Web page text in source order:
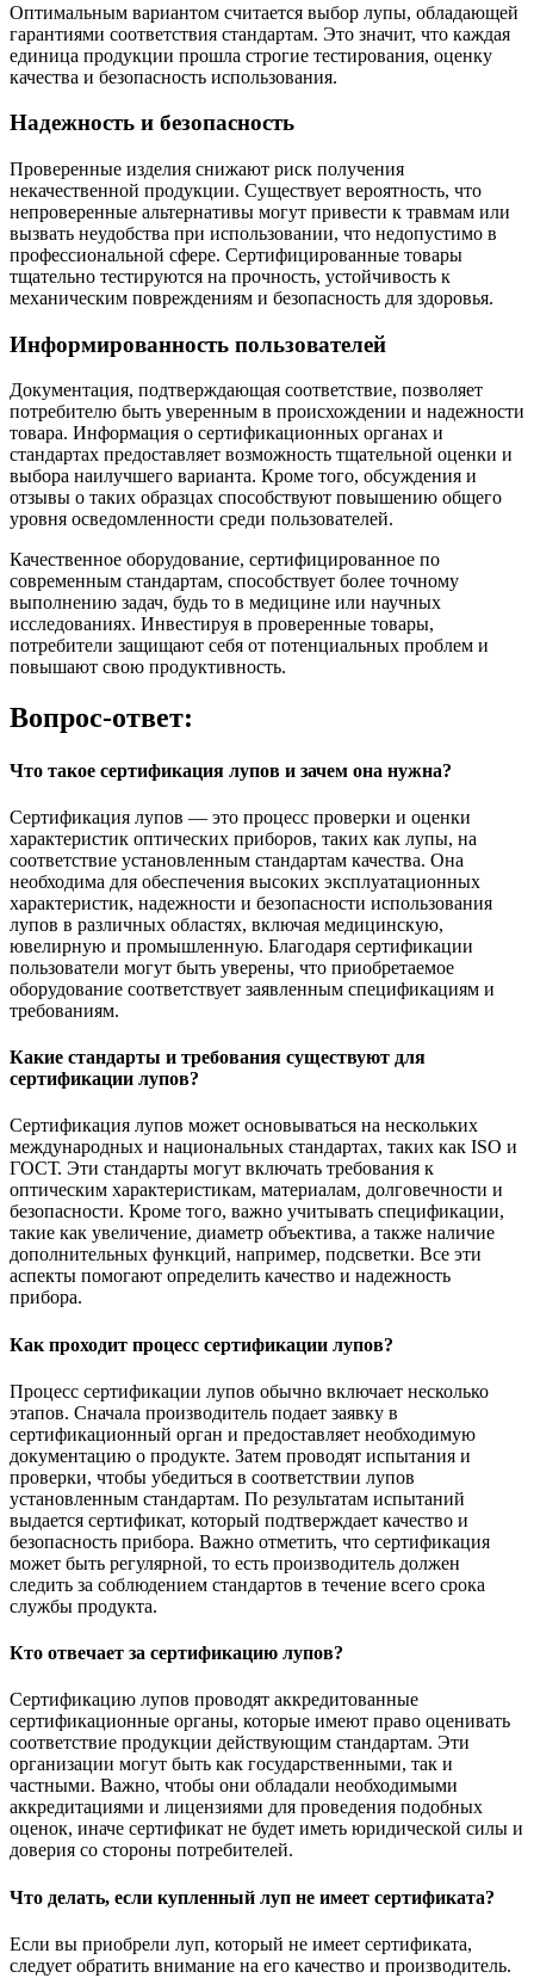
Оптимальным вариантом считается выбор лупы, обладающей
гарантиями соответствия стандартам. Это значит, что каждая
единица продукции прошла строгие тестирования, оценку
качества и безопасность использования.
Надежность и безопасность
Проверенные изделия снижают риск получения
некачественной продукции. Существует вероятность, что
непроверенные альтернативы могут привести к травмам или
вызвать неудобства при использовании, что недопустимо в
профессиональной сфере. Сертифицированные товары
тщательно тестируются на прочность, устойчивость к
механическим повреждениям и безопасность для здоровья.
Информированность пользователей
Документация, подтверждающая соответствие, позволяет
потребителю быть уверенным в происхождении и надежности
товара. Информация о сертификационных органах и
стандартах предоставляет возможность тщательной оценки и
выбора наилучшего варианта. Кроме того, обсуждения и
отзывы о таких образцах способствуют повышению общего
уровня осведомленности среди пользователей.
Качественное оборудование, сертифицированное по
современным стандартам, способствует более точному
выполнению задач, будь то в медицине или научных
исследованиях. Инвестируя в проверенные товары,
потребители защищают себя от потенциальных проблем и
повышают свою продуктивность.
Вопрос-ответ:
Что такое сертификация лупов и зачем она нужна?
Сертификация лупов — это процесс проверки и оценки
характеристик оптических приборов, таких как лупы, на
соответствие установленным стандартам качества. Она
необходима для обеспечения высоких эксплуатационных
характеристик, надежности и безопасности использования
лупов в различных областях, включая медицинскую,
ювелирную и промышленную. Благодаря сертификации
пользователи могут быть уверены, что приобретаемое
оборудование соответствует заявленным спецификациям и
требованиям.
Какие стандарты и требования существуют для
сертификации лупов?
Сертификация лупов может основываться на нескольких
международных и национальных стандартах, таких как ISO и
ГОСТ. Эти стандарты могут включать требования к
оптическим характеристикам, материалам, долговечности и
безопасности. Кроме того, важно учитывать спецификации,
такие как увеличение, диаметр объектива, а также наличие
дополнительных функций, например, подсветки. Все эти
аспекты помогают определить качество и надежность
прибора.
Как проходит процесс сертификации лупов?
Процесс сертификации лупов обычно включает несколько
этапов. Сначала производитель подает заявку в
сертификационный орган и предоставляет необходимую
документацию о продукте. Затем проводят испытания и
проверки, чтобы убедиться в соответствии лупов
установленным стандартам. По результатам испытаний
выдается сертификат, который подтверждает качество и
безопасность прибора. Важно отметить, что сертификация
может быть регулярной, то есть производитель должен
следить за соблюдением стандартов в течение всего срока
службы продукта.
Кто отвечает за сертификацию лупов?
Сертификацию лупов проводят аккредитованные
сертификационные органы, которые имеют право оценивать
соответствие продукции действующим стандартам. Эти
организации могут быть как государственными, так и
частными. Важно, чтобы они обладали необходимыми
аккредитациями и лицензиями для проведения подобных
оценок, иначе сертификат не будет иметь юридической силы и
доверия со стороны потребителей.
Что делать, если купленный луп не имеет сертификата?
Если вы приобрели луп, который не имеет сертификата,
следует обратить внимание на его качество и производитель.